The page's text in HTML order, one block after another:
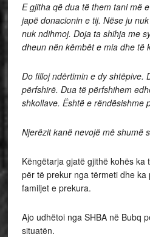
E gjitha që dua të them tani më
japë donacionin e tij. Nëse ju
nuk ndihmoj. Doja ta shihja me
dheun nën këmbët e mia dhe të
Do filloj ndërtimin e dy shtëpive.
përfshirë. Dua të përfshihem
shkollave. Është e rëndësishme
Njerëzit kanë nevojë më shumë
Këngëtarja gjatë gjithë kohës
për të prekur nga tërmeti dhe
familjet e prekura.
Ajo udhëtoi nga SHBA në Bubq
situatën.